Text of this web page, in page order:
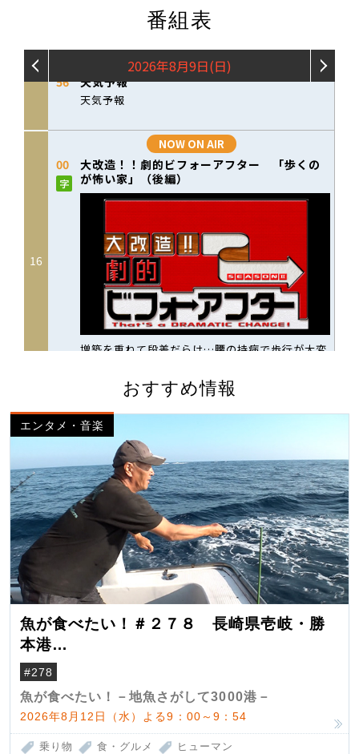
番組表
おすすめ情報
エンタメ・音楽
魚が食べたい！＃２７８ 長崎県壱岐・勝
本港
（クロマグロ）
#278
魚が食べたい！－地魚さがして3000港－
2026年8月12日（水）よる9：00～9：54
乗り物 食・グルメ ヒューマン